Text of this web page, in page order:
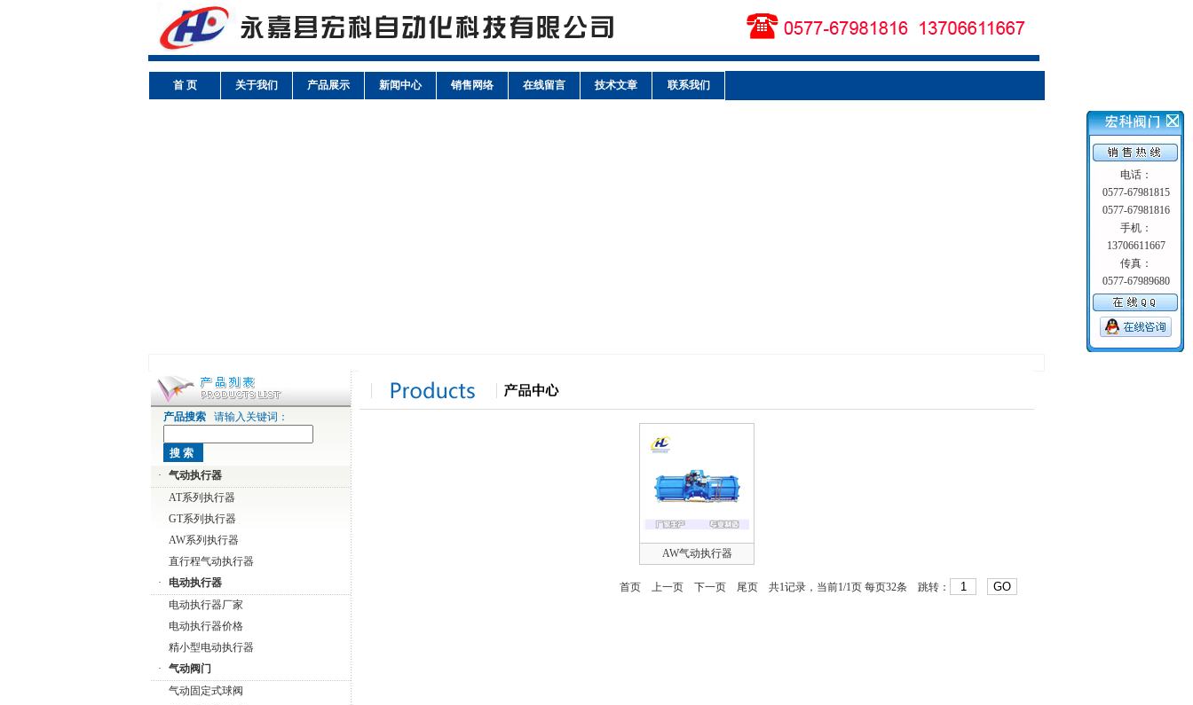
首 页 关于我们 产品展示 新闻中心 销售网络 在线留言 技术文章 联系我们
产品搜索请输入关键词：
·
气动执行器
AT系列执行器
GT系列执行器
AW系列执行器
直行程气动执行器
·
电动执行器
电动执行器厂家
电动执行器价格
精小型电动执行器
·
气动阀门
气动固定式球阀
AW气动执行器
首页 上一页 下一页 尾页 共1记录，当前1/1页 每页32条 跳转： GO
电话：
0577-67981815
0577-67981816
手机：
13706611667
传真：
0577-67989680